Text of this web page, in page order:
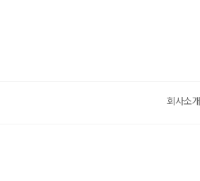
회사소개